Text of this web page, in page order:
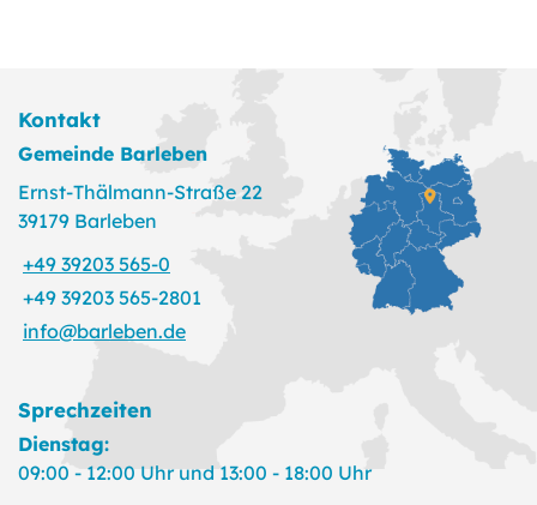
Kontakt
Gemeinde Barleben
Ernst-Thälmann-Straße 22
39179 Barleben
+49 39203 565-0
+49 39203 565-2801
info@barleben.de
Sprechzeiten
Dienstag:
09:00 - 12:00 Uhr und 13:00 - 18:00 Uhr